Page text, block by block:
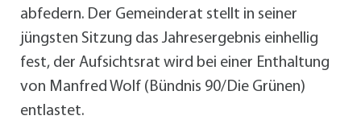
abfedern. Der Gemeinderat stellt in seiner
jüngsten Sitzung das Jahresergebnis einhellig
fest, der Aufsichtsrat wird bei einer Enthaltung
von Manfred Wolf (Bündnis 90/Die Grünen)
entlastet.